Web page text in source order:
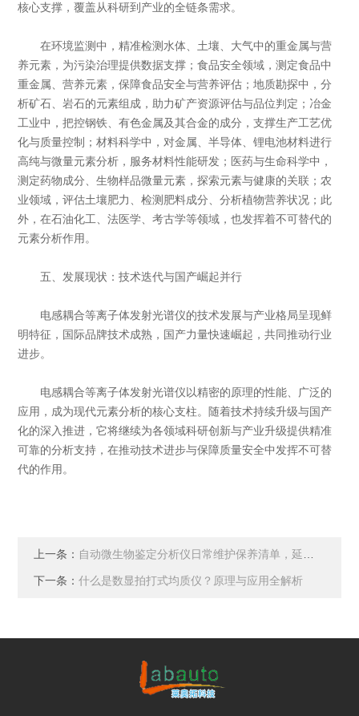
核心支撑，覆盖从科研到产业的全链条需求。
在环境监测中，精准检测水体、土壤、大气中的重金属与营
养元素，为污染治理提供数据支撑；食品安全领域，测定食品中
重金属、营养元素，保障食品安全与营养评估；地质勘探中，分
析矿石、岩石的元素组成，助力矿产资源评估与品位判定；冶金
工业中，把控钢铁、有色金属及其合金的成分，支撑生产工艺优
化与质量控制；材料科学中，对金属、半导体、锂电池材料进行
高纯与微量元素分析，服务材料性能研发；医药与生命科学中，
测定药物成分、生物样品微量元素，探索元素与健康的关联；农
业领域，评估土壤肥力、检测肥料成分、分析植物营养状况；此
外，在石油化工、法医学、考古学等领域，也发挥着不可替代的
元素分析作用。
五、发展现状：技术迭代与国产崛起并行
电感耦合等离子体发射光谱仪的技术发展与产业格局呈现鲜
明特征，国际品牌技术成熟，国产力量快速崛起，共同推动行业
进步。
电感耦合等离子体发射光谱仪以精密的原理的性能、广泛的
应用，成为现代元素分析的核心支柱。随着技术持续升级与国产
化的深入推进，它将继续为各领域科研创新与产业升级提供精准
可靠的分析支持，在推动技术进步与保障质量安全中发挥不可替
代的作用。
上一条： 自动微生物鉴定分析仪日常维护保养清单，延长仪器使用寿命
下一条：什么是数显拍打式均质仪？原理与应用全解析